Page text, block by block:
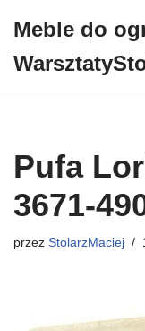
do
Meble do
Pufa
3671-
przez StolarzMaciej